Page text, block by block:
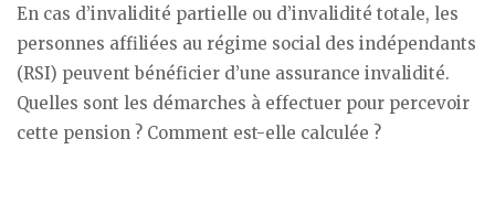
En cas d’invalidité partielle ou d’invalidité totale, les
personnes affiliées au régime social des indépendants
(RSI) peuvent bénéficier d’une assurance invalidité.
Quelles sont les démarches à effectuer pour percevoir
cette pension ? Comment est-elle calculée ?